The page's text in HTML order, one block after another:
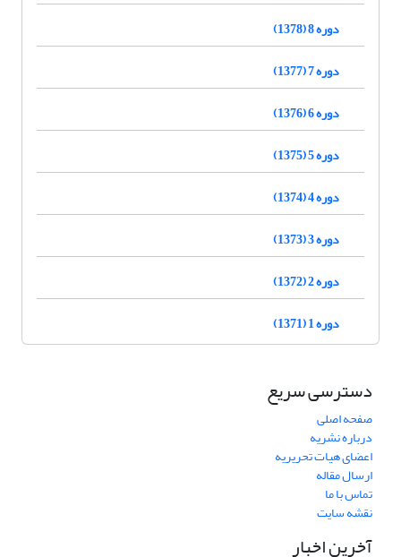
دوره 8 (1378)
دوره 7 (1377)
دوره 6 (1376)
دوره 5 (1375)
دوره 4 (1374)
دوره 3 (1373)
دوره 2 (1372)
دوره 1 (1371)
دسترسی سریع
صفحه اصلی
درباره نشریه
اعضای هیات تحریریه
ارسال مقاله
تماس با ما
نقشه سایت
آخرین اخبار